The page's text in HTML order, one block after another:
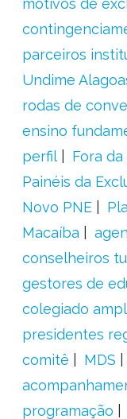
parceiros
Undime
rodas de
ensino
perfil
Fora da
Painéis da
Novo PNE
Macaíba
conselheiros
gestores de
colegiado
presidentes
comitê
MDS
programação